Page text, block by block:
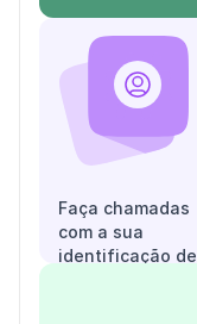
Faça chamadas
com a sua
identificação de